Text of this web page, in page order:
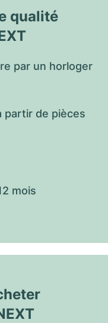
qualité
par un horloger
partir de pièces
mois